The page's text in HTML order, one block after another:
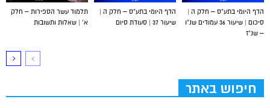
תלמוד עשר הספירות – חלק
א’ | שאלות ותשובות
הדף היומי בתע”ס – חלק ה |
שיעור 37 | סעודת סיום
הדף היומי בתע”ס – חלק ה |
סיכום | שיעור 36 עמודים שנ”ו
– שנ”ז
חיפוש באתר